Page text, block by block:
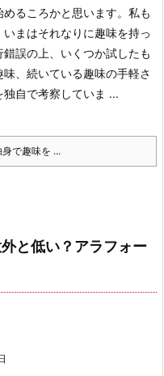
めるころかと思います。私も
いまはそれなりに趣味を持っ
錯誤の上、いくつか試したも
、続いている趣味の手軽さ
独自で考察していま ...
で趣味を ...
と低い？アラフォー